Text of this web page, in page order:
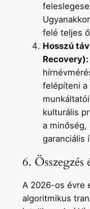
felé teljes
Hosszú
Recovery):
felépíteni a
kulturális
a
garanciális
6. Összegzés
A 2026-os évre
algoritmikus